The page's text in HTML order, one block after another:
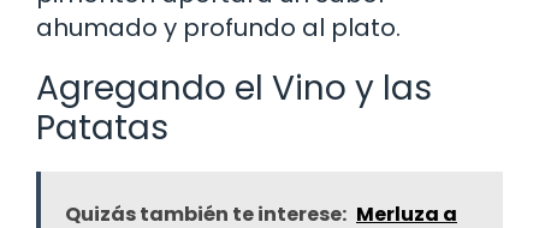
ahumado y profundo al plato.
Agregando el Vino y las
Patatas
Quizás también te interese: Merluza a